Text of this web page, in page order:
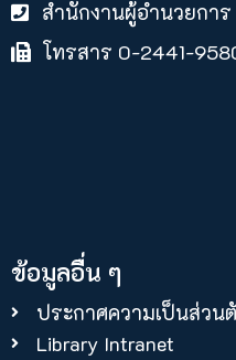
สำนักงานผู้อำนวยกา
โทรสาร 0-2441-
ข้อมูลอื่น ๆ
ประกาศความเป็นส่วน
Library Intranet